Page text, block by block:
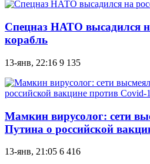
Спецназ НАТО высадился
корабль
13-янв, 22:16 9 135
Мамкин вирусолог: сети
Путина о российской
13-янв, 21:05 6 416